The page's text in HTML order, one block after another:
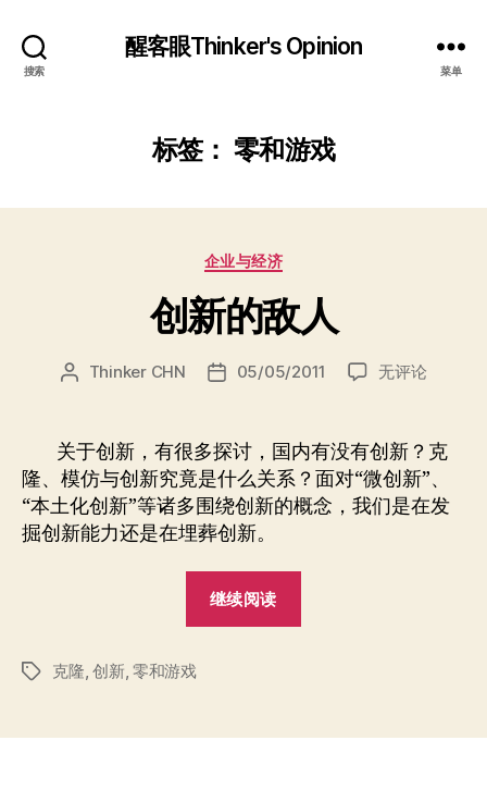
搜索
醒客眼Thinker's Opinion
菜单
标签： 零和游戏
分
企业与经济
创新的敌人
文
者
Thinker CHN
发
期
05/05/2011
创
敌
人
无评论
关于创新，有很多探讨，国内有没有创新？克
隆、模仿与创新究竟是什么关系？面对“微创新”、
“本土化创新”等诸多围绕创新的概念，我们是在发
掘创新能力还是在埋葬创新。
继续阅读
标
克隆, 创新, 零和游戏